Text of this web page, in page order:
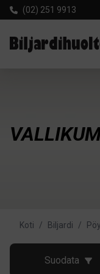
(02) 251 9913
Koti / Biljardi /
Suodata